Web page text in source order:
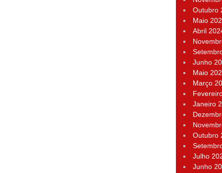
Outubro
Maio
Abril
Junho
Maio
Março
Janeiro
Outubro
Julho
Junho